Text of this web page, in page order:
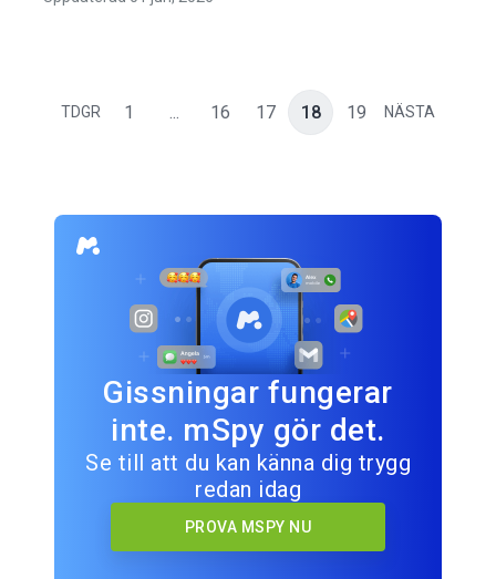
TDGR 1 ... 16 17 18 19 NÄSTA
Gissningar fungerar
inte. mSpy gör det.
Se till att du kan känna dig trygg
redan idag
PROVA MSPY NU